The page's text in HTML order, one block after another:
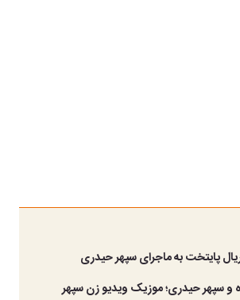
پایتخت به ماجرای سپهر حیدری
و سپهر حیدری؛ موزیک ویدیو زن سپهر